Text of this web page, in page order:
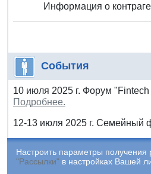
Информация о
События
10 июля 2025 г. Форум
Подробнее.
12-13 июля 2025 г. Семейный
Настроить параметры
"Рассылки" в настройках Вашей